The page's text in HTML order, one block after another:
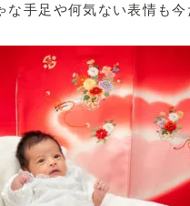
な手足や何気ない表情も今